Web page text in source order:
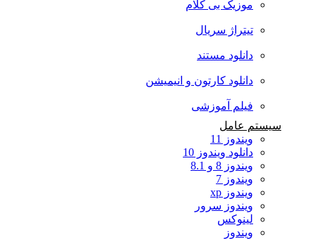
موزیک بی کلام
تیتراژ سریال
دانلود مستند
دانلود کارتون و انیمیشن
فیلم آموزشی
سیستم عامل
ویندوز 11
دانلود ویندوز 10
ویندوز 8 و 8.1
ویندوز 7
ویندوز xp
ویندوز سرور
لینوکس
ویندوز